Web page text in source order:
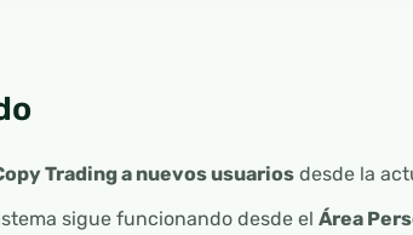
Trading a nuevos usuariosdesde la
sigue funcionando desde el Área